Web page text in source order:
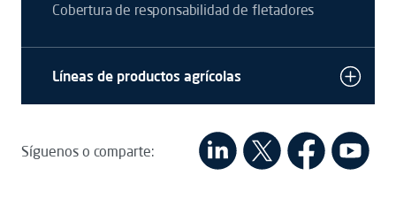
Cobertura de responsabilidad de fletadores
Líneas de productos agrícolas
Síguenos o comparte: